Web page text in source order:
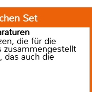
Set
die für die
zusammengestellt
das auch die